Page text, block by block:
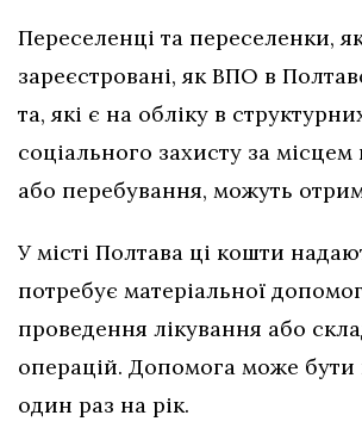
Переселенці та переселенки,
зареєстровані, як ВПО в
та, які є на обліку в
соціального захисту за
або перебування, можуть
У місті Полтава ці кошти
потребує матеріальної
проведення лікування або
операцій. Допомога може
один раз на рік.